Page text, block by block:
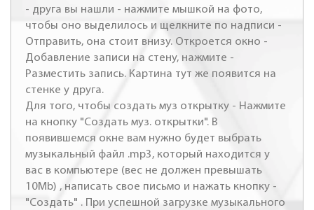
- друга вы нашли - нажмите мышкой на фото,
чтобы оно выделилось и щелкните по надписи -
Отправить, она стоит внизу. Откроется окно -
Добавление записи на стену, нажмите -
Разместить запись. Картина тут же появится на
стенке у друга.
Для того, чтобы создать муз открытку - Нажмите
на кнопку "Создать муз. открытки". В
появившемся окне вам нужно будет выбрать
музыкальный файл .mp3, который находится у
вас в компьютере (вес не должен превышать
10Mb) , написать свое письмо и нажать кнопку -
"Создать" . При успешной загрузке музыкального